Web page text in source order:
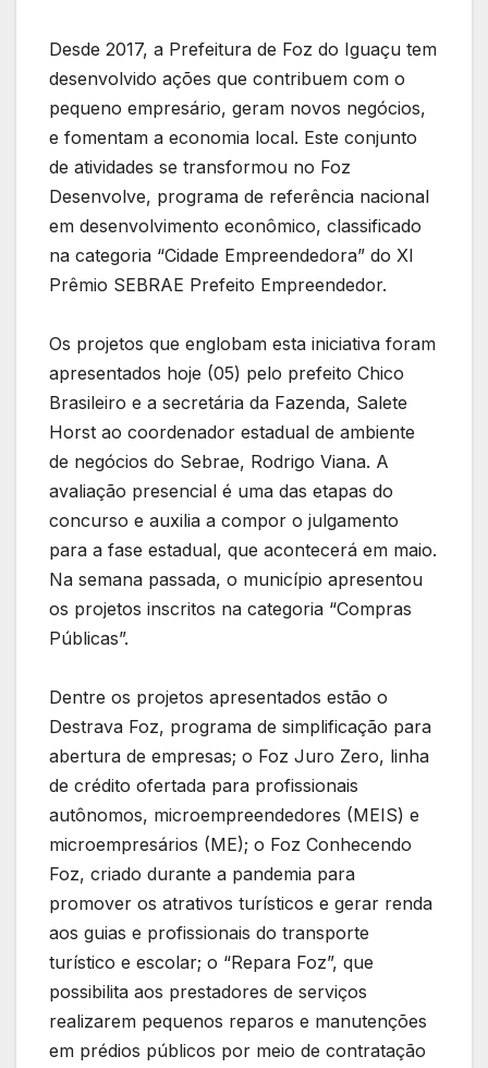
Desde 2017, a Prefeitura de Foz do Iguaçu tem
desenvolvido ações que contribuem com o
pequeno empresário, geram novos negócios,
e fomentam a economia local. Este conjunto
de atividades se transformou no Foz
Desenvolve, programa de referência nacional
em desenvolvimento econômico, classificado
na categoria “Cidade Empreendedora” do XI
Prêmio SEBRAE Prefeito Empreendedor.
Os projetos que englobam esta iniciativa foram
apresentados hoje (05) pelo prefeito Chico
Brasileiro e a secretária da Fazenda, Salete
Horst ao coordenador estadual de ambiente
de negócios do Sebrae, Rodrigo Viana. A
avaliação presencial é uma das etapas do
concurso e auxilia a compor o julgamento
para a fase estadual, que acontecerá em maio.
Na semana passada, o município apresentou
os projetos inscritos na categoria “Compras
Públicas”.
Dentre os projetos apresentados estão o
Destrava Foz, programa de simplificação para
abertura de empresas; o Foz Juro Zero, linha
de crédito ofertada para profissionais
autônomos, microempreendedores (MEIS) e
microempresários (ME); o Foz Conhecendo
Foz, criado durante a pandemia para
promover os atrativos turísticos e gerar renda
aos guias e profissionais do transporte
turístico e escolar; o “Repara Foz”, que
possibilita aos prestadores de serviços
realizarem pequenos reparos e manutenções
em prédios públicos por meio de contratação